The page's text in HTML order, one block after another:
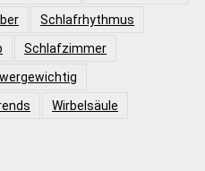
Schlafrhythmus
Schlafzimmer
Wirbelsäule